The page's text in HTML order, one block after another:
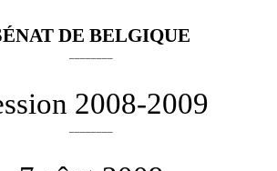
DE BELGIQUE
2008-2009